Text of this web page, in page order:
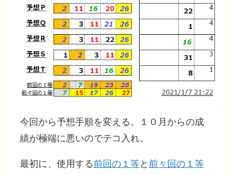
今回から予想手順を変える。１０月からの成
績が極端に悪いのでテコ入れ。
最初に、使用する前回の１等と 前々回の１等